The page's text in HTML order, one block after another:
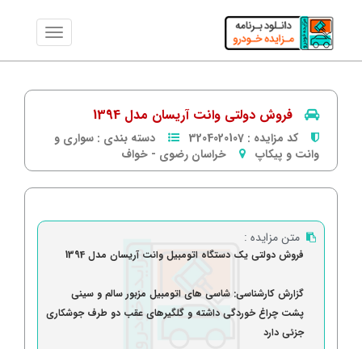
فروش دولتی وانت آریسان مدل 1394
کد مزایده : 3204020107 دسته بندی : سواری و
وانت و پیکاپ
خراسان رضوی - خواف
متن مزایده :
فروش دولتی یک دستگاه اتومبیل وانت آریسان مدل 1394
گزارش کارشناسی: شاسی های اتومبیل مزبور سالم و سینی
پشت چراغ خوردگی داشته و گلگیرهای عقب دو طرف جوشکاری
جزئی دارد